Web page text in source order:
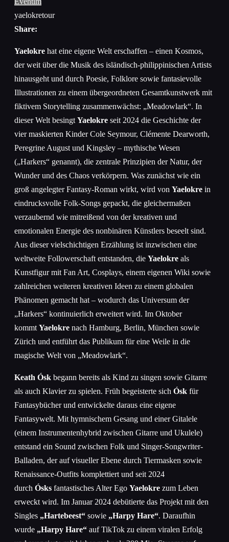
yaelokretour
Share:
Yaelokre hat eine eigene Welt erschaffen – einen Kosmos,
der weit über die Musik des isländisch-philippinischen Artists
hinausgeht und durch Poesie, Folklore sowie fantasievolle
Illustrationen zu einem übergeordneten Gesamtkunstwerk mit
fiktivem Storytelling zusammenwächst: „Meadowlark“. In
dieser Welt besingt Yaelokre seit 2024 die Geschichte der
vier maskierten Kinder Cole Seymour, Clémente Dearworth,
Peregrine August und Kingsley – mythische Wesen
(„Harkers“ genannt), die zentrale Prinzipien der Natur, der
Wunder und des Chaos verkörpern. Was zunächst wie ein
groß angelegter Fantasy-Roman wirkt, wird von Yaelokre in
eindrucksvolle Folk-Songs gepackt, die gleichermaßen
verzaubernd wie mitreißend von der kreativen und
emotionalen Energie des nonbinären Künstlers beseelt sind.
Aus dieser vielschichtigen Erzählung ist inzwischen eine
weltweite Followerschaft entstanden, die Yaelokre als
Kunstfigur mit Fan Art, Cosplays, einem eigenen Wiki sowie
zahlreichen weiteren kreativen Ideen zu einem globalen
Phänomen gemacht hat – wodurch das Universum der
„Harkers“ kontinuierlich erweitert wird. Im Oktober
kommt Yaelokre nach Hamburg, Berlin, München sowie
Zürich und entführt das Publikum für eine Weile in die
magische Welt von „Meadowlark“.
Keath Ósk begann bereits als Kind zu singen sowie Gitarre
als auch Klavier zu spielen. Früh begeisterte sich Ósk für
Fantasybücher und entwickelte daraus eine eigene
Fantasywelt. Mit hymnischem Gesang und einer Gitalele
(einem Instrumentenhybrid zwischen Gitarre und Ukulele)
entstand ein Sound zwischen Folk und Singer-Songwriter-
Balladen, der auf visueller Ebene durch Tiermasken sowie
Renaissance-Outfits komplettiert und seit 2024
durch Ósks fantastisches Alter Ego Yaelokre zum Leben
erweckt wird. Im Januar 2024 debütierte das Projekt mit den
Singles „Hartebeest“ sowie „Harpy Hare“. Daraufhin
wurde „Harpy Hare“ auf TikTok zu einem viralen Erfolg